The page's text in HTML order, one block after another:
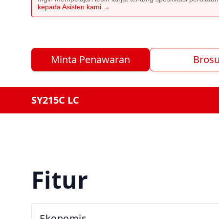
kepada Asisten kami →
Minta Penawaran
SY215C LC
Fitur